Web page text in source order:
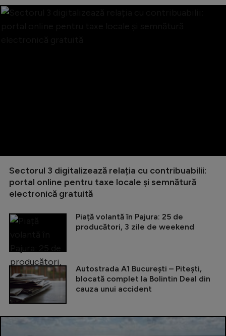
Sectorul 3 digitalizează relația cu contribuabilii:
portal online pentru taxe locale și semnătură
electronică gratuită
Piață volantă în Pajura: 25 de
producători, 3 zile de weekend
Autostrada A1 București – Pitești,
blocată complet la Bolintin Deal din
cauza unui accident